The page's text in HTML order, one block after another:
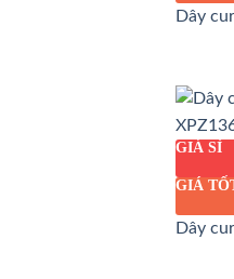
Dây
GIÁ SỈ
GIÁ
Dây